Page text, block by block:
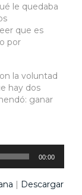
le quedaba
que es
por
la voluntad
hay dos
ganar
00:00
| Descargar